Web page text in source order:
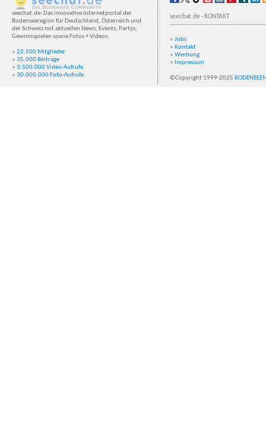
seechat.de: Das innovative Internetportal der
Bodenseeregion für Deutschland, Österreich und
der Schweiz mit aktuellen News, Events, Partys,
Gewinnspielen sowie Fotos + Videos.
» 22.500 Mitglieder
» 35.000 Beiträge
» 3.500.000 Video-Aufrufe
» 30.000.000 Foto-Aufrufe
seechat.de - KONTAKT
» Jobs
» Kontakt
» Werbung
» Impressum
©Copyright 1999-2025